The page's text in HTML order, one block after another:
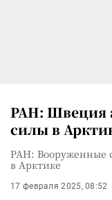
РАН: Швеция
силы в
РАН: Вооруженные
в Арктике
17 февраля 2025, 08:52